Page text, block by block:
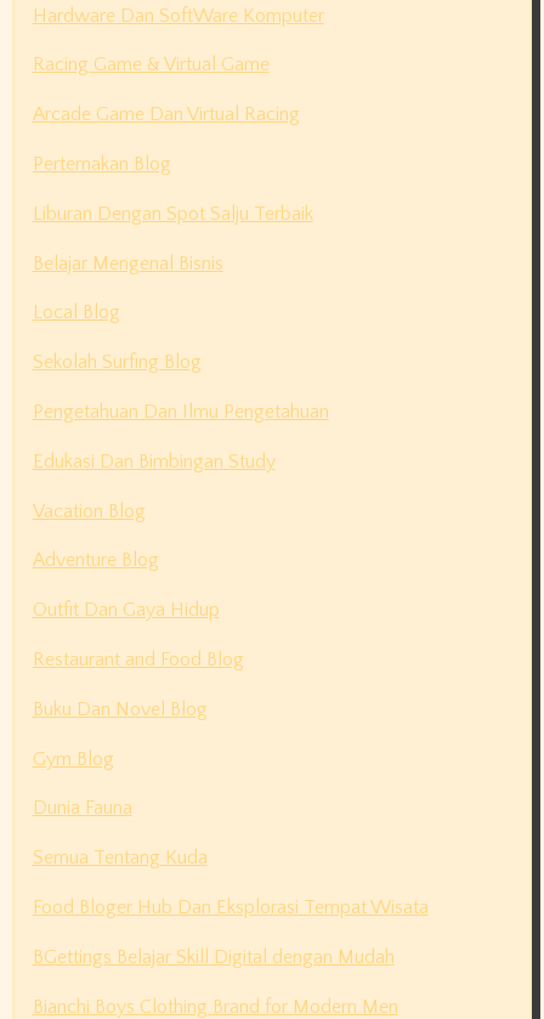
Hardware Dan SoftWare Komputer
Racing Game & Virtual Game
Arcade Game Dan Virtual Racing
Perternakan Blog
Liburan Dengan Spot Salju Terbaik
Belajar Mengenal Bisnis
Local Blog
Sekolah Surfing Blog
Pengetahuan Dan Ilmu Pengetahuan
Edukasi Dan Bimbingan Study
Vacation Blog
Adventure Blog
Outfit Dan Gaya Hidup
Restaurant and Food Blog
Buku Dan Novel Blog
Gym Blog
Dunia Fauna
Semua Tentang Kuda
Food Bloger Hub Dan Eksplorasi Tempat Wisata
BGettings Belajar Skill Digital dengan Mudah
Bianchi Boys Clothing Brand for Modern Men